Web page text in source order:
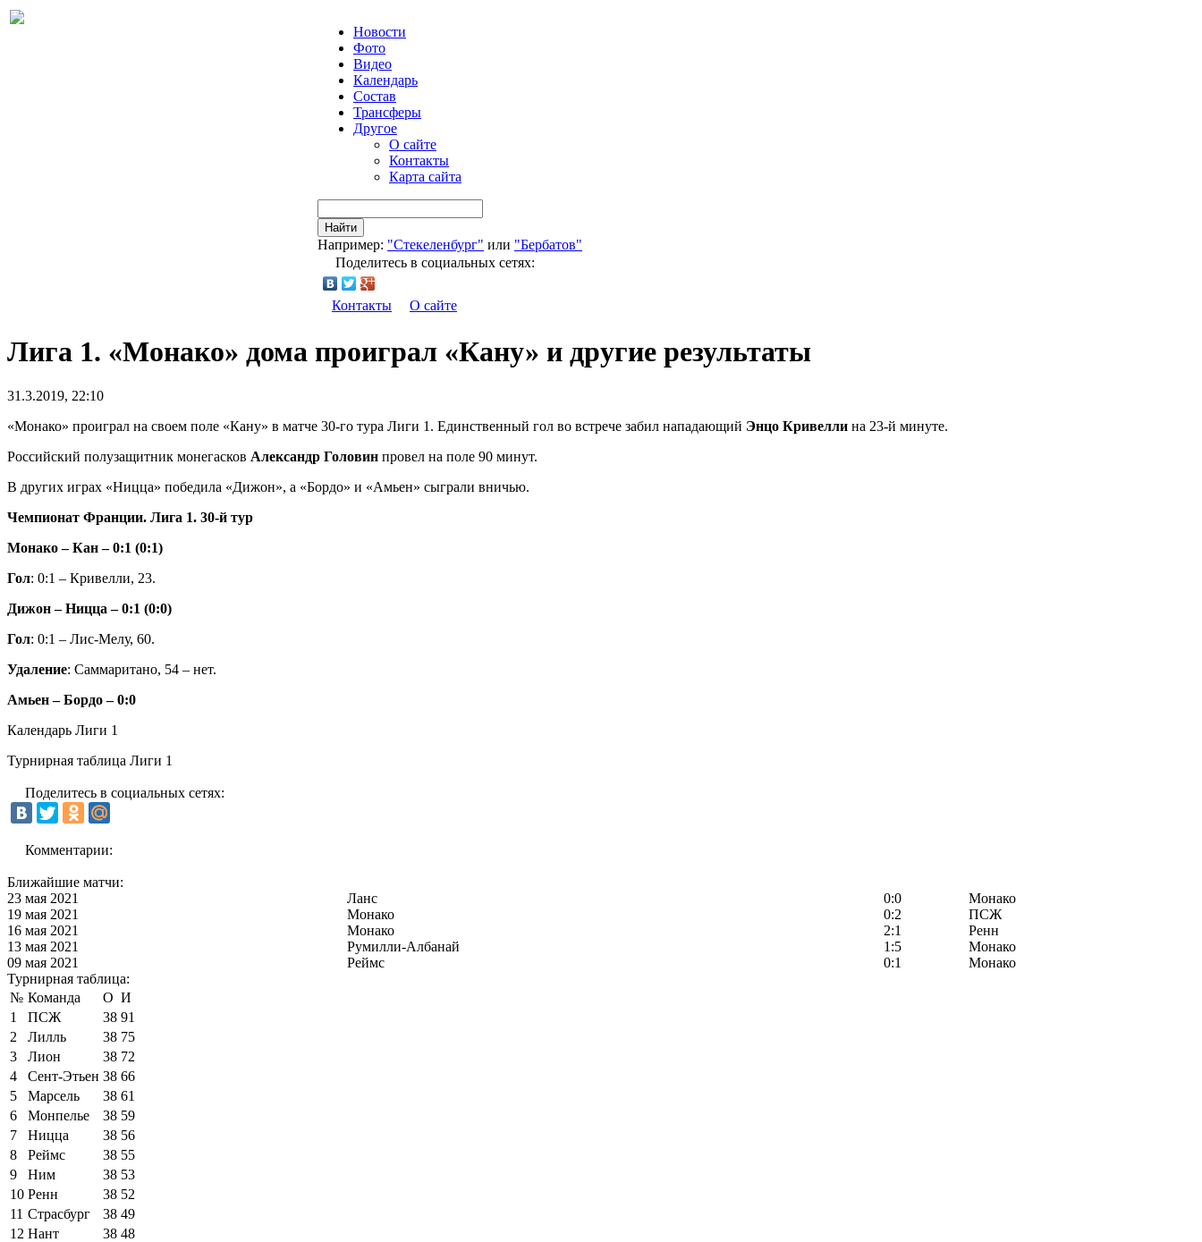
Новости
Фото
Видео
Календарь
Состав
Трансферы
Другое
О сайте
Контакты
Карта сайта
Найти
Например: "Стекеленбург" или "Бербатов"
Поделитесь в социальных сетях:
Контакты О сайте
Лига 1. «Монако» дома проиграл «Кану» и другие результаты
31.3.2019, 22:10
«Монако» проиграл на своем поле «Кану» в матче 30-го тура Лиги 1. Единственный гол во встрече забил нападающий Энцо Кривелли на 23-й минуте.
Российский полузащитник монегасков Александр Головин провел на поле 90 минут.
В других играх «Ницца» победила «Дижон», а «Бордо» и «Амьен» сыграли вничью.
Чемпионат Франции. Лига 1. 30-й тур
Монако – Кан – 0:1 (0:1)
Гол: 0:1 – Кривелли, 23.
Дижон – Ницца – 0:1 (0:0)
Гол: 0:1 – Лис-Мелу, 60.
Удаление: Саммаритано, 54 – нет.
Амьен – Бордо – 0:0
Календарь Лиги 1
Турнирная таблица Лиги 1
Поделитесь в социальных сетях:
Комментарии:
Ближайшие матчи:
23 мая 2021
Ланс 0:0
Монако
19 мая 2021
Монако 0:2
ПСЖ
16 мая 2021
Монако 2:1
Ренн
13 мая 2021
Румилли-Албанай 1:5
Монако
09 мая 2021
Реймс 0:1
Монако
Турнирная таблица:
№ Команда О И
1
ПСЖ 38 91
2
Лилль 38 75
3
Лион 38 72
4
Сент-Этьен 38 66
5
Марсель 38 61
6
Монпелье 38 59
7
Ницца 38 56
8
Реймс 38 55
9
Ним 38 53
10 Ренн 38 52
11 Страсбург 38 49
12 Нант 38 48